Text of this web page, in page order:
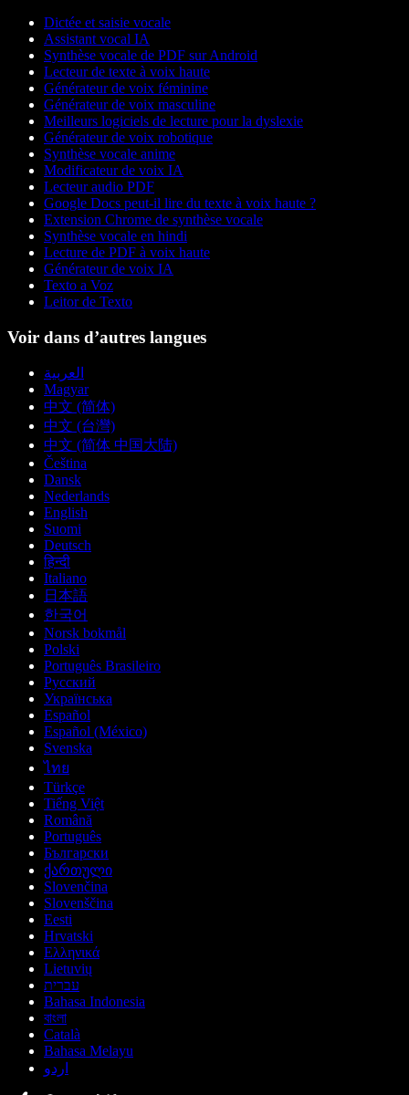
Dictée et saisie vocale
Assistant vocal IA
Synthèse vocale de PDF sur Android
Lecteur de texte à voix haute
Générateur de voix féminine
Générateur de voix masculine
Meilleurs logiciels de lecture pour la dyslexie
Générateur de voix robotique
Synthèse vocale anime
Modificateur de voix IA
Lecteur audio PDF
Google Docs peut-il lire du texte à voix haute ?
Extension Chrome de synthèse vocale
Synthèse vocale en hindi
Lecture de PDF à voix haute
Générateur de voix IA
Texto a Voz
Leitor de Texto
Voir dans d’autres langues
العربية
Magyar
中文 (简体)
中文 (台灣)
中文 (简体 中国大陆)
Čeština
Dansk
Nederlands
English
Suomi
Deutsch
हिन्दी
Italiano
日本語
한국어
Norsk bokmål
Polski
Português Brasileiro
Русский
Українська
Español
Español (México)
Svenska
ไทย
Türkçe
Tiếng Việt
Română
Português
Български
ქართული
Slovenčina
Slovenščina
Eesti
Hrvatski
Ελληνικά
Lietuvių
עברית
Bahasa Indonesia
বাংলা
Català
Bahasa Melayu
اردو